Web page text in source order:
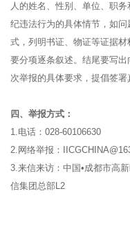
人的姓名、性别、单位、职
纪违法行为的具体情节，如
式，列明书证、物证等证据
要分项逐条叙述。结尾要写
次举报的具体要求，提倡签署
四、举报方式：
1.电话：028-60106630
2.网络举报：
3.来信来访：中国•成都市高
信集团总部L2